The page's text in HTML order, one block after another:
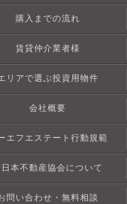
購入までの流れ
賃貸仲介業者様
リアで選ぶ投資用物件
会社概要
エフエステート行動規範
本不動産協会について
問い合わせ・無料相談